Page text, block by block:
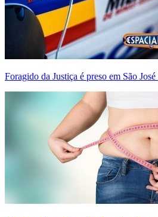
Foragido da Justiça é preso em São